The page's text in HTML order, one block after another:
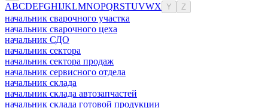
ABCDEFGHIJKLMNOPQRSTUVWX Y Z
начальник сварочного участка
начальник сварочного цеха
начальник СДО
начальник сектора
начальник сектора продаж
начальник сервисного отдела
начальник склада
начальник склада автозапчастей
начальник склада готовой продукции